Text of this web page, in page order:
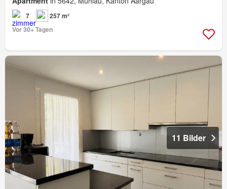
7
257 m²
Vor 30+ Tagen
11 Bilder